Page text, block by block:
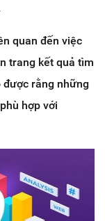
quan đến việc
trang kết quả tìm
được rằng những
hợp với